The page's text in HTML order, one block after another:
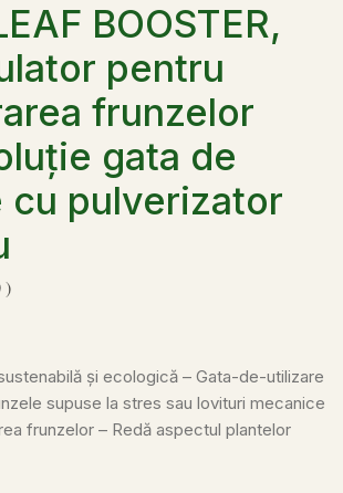
BOOSTER,
pentru
frunzelor
gata de
cu pulverizator
)
și ecologică – Gata-de-utilizare
supuse la stres sau lovituri mecanice
frunzelor – Redă aspectul plantelor